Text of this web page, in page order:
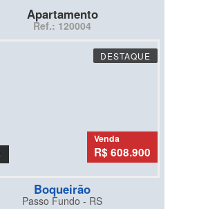
Apartamento
Ref.: 120004
DESTAQUE
Venda
R$ 608.900
Boqueirão
Passo Fundo - RS